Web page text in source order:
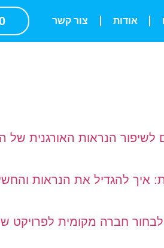
אודות צור קשר
לשיפור הנראות האורגנית של
איך להגדיל את הנראות
חברה מקומית לפרויקט